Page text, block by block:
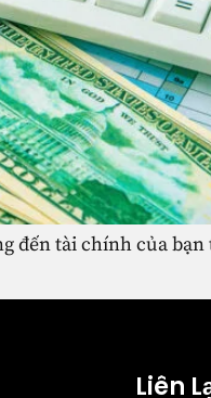
đến tài chính của
Liên